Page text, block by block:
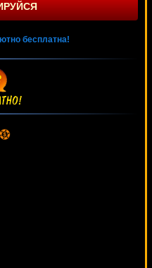
бесплатна!